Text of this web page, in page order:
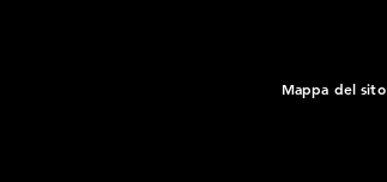
Mappa del sito